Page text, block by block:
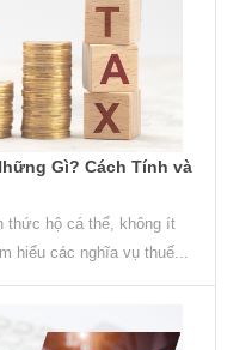
Gì? Cách Tính và
thức hộ cá thể, không ít
hiểu các nghĩa vụ thuế...